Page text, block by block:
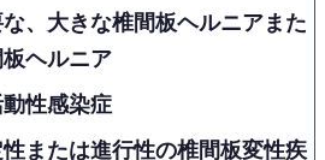
、大きな椎間板ヘルニアまた
ヘルニア
性感染症
または進行性の椎間板変性疾